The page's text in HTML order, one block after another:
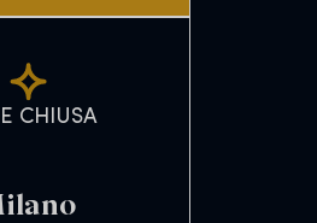
CHIUSA